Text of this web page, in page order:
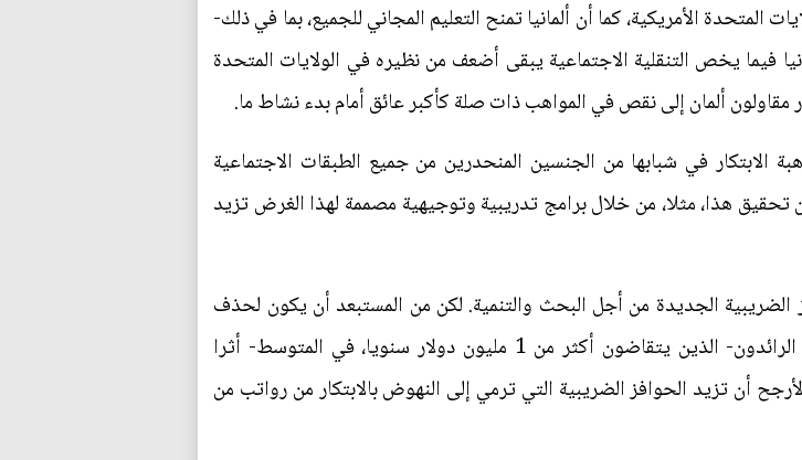
المتحدة الأمريكية، كما أن ألمانيا تمنح التعليم المجاني للجميع، بما في ذلك-
فيما يخص التنقلية الاجتماعية يبقى أضعف من نظيره في الولايات المتحدة
مقاولون ألمان إلى نقص في المواهب ذات صلة كأكبر عائق أمام بدء نشاط ما.
في شبابها من الجنسين المنحدرين من جميع الطبقات الاجتماعية
هذا، مثلا، من خلال برامج تدريبية وتوجيهية مصممة لهذا الغرض تزيد
الضريبية الجديدة من أجل البحث والتنمية. لكن من المستبعد أن يكون لحذف
بعض من النسب المئوية من الضرائب التي يدفعها المخترعون الرائدون- الذين يتقاضون أكثر من 1 مليون دولار سنويا، في المتوسط- أثرا
أن تزيد الحوافز الضريبية التي ترمي إلى النهوض بالابتكار من رواتب من